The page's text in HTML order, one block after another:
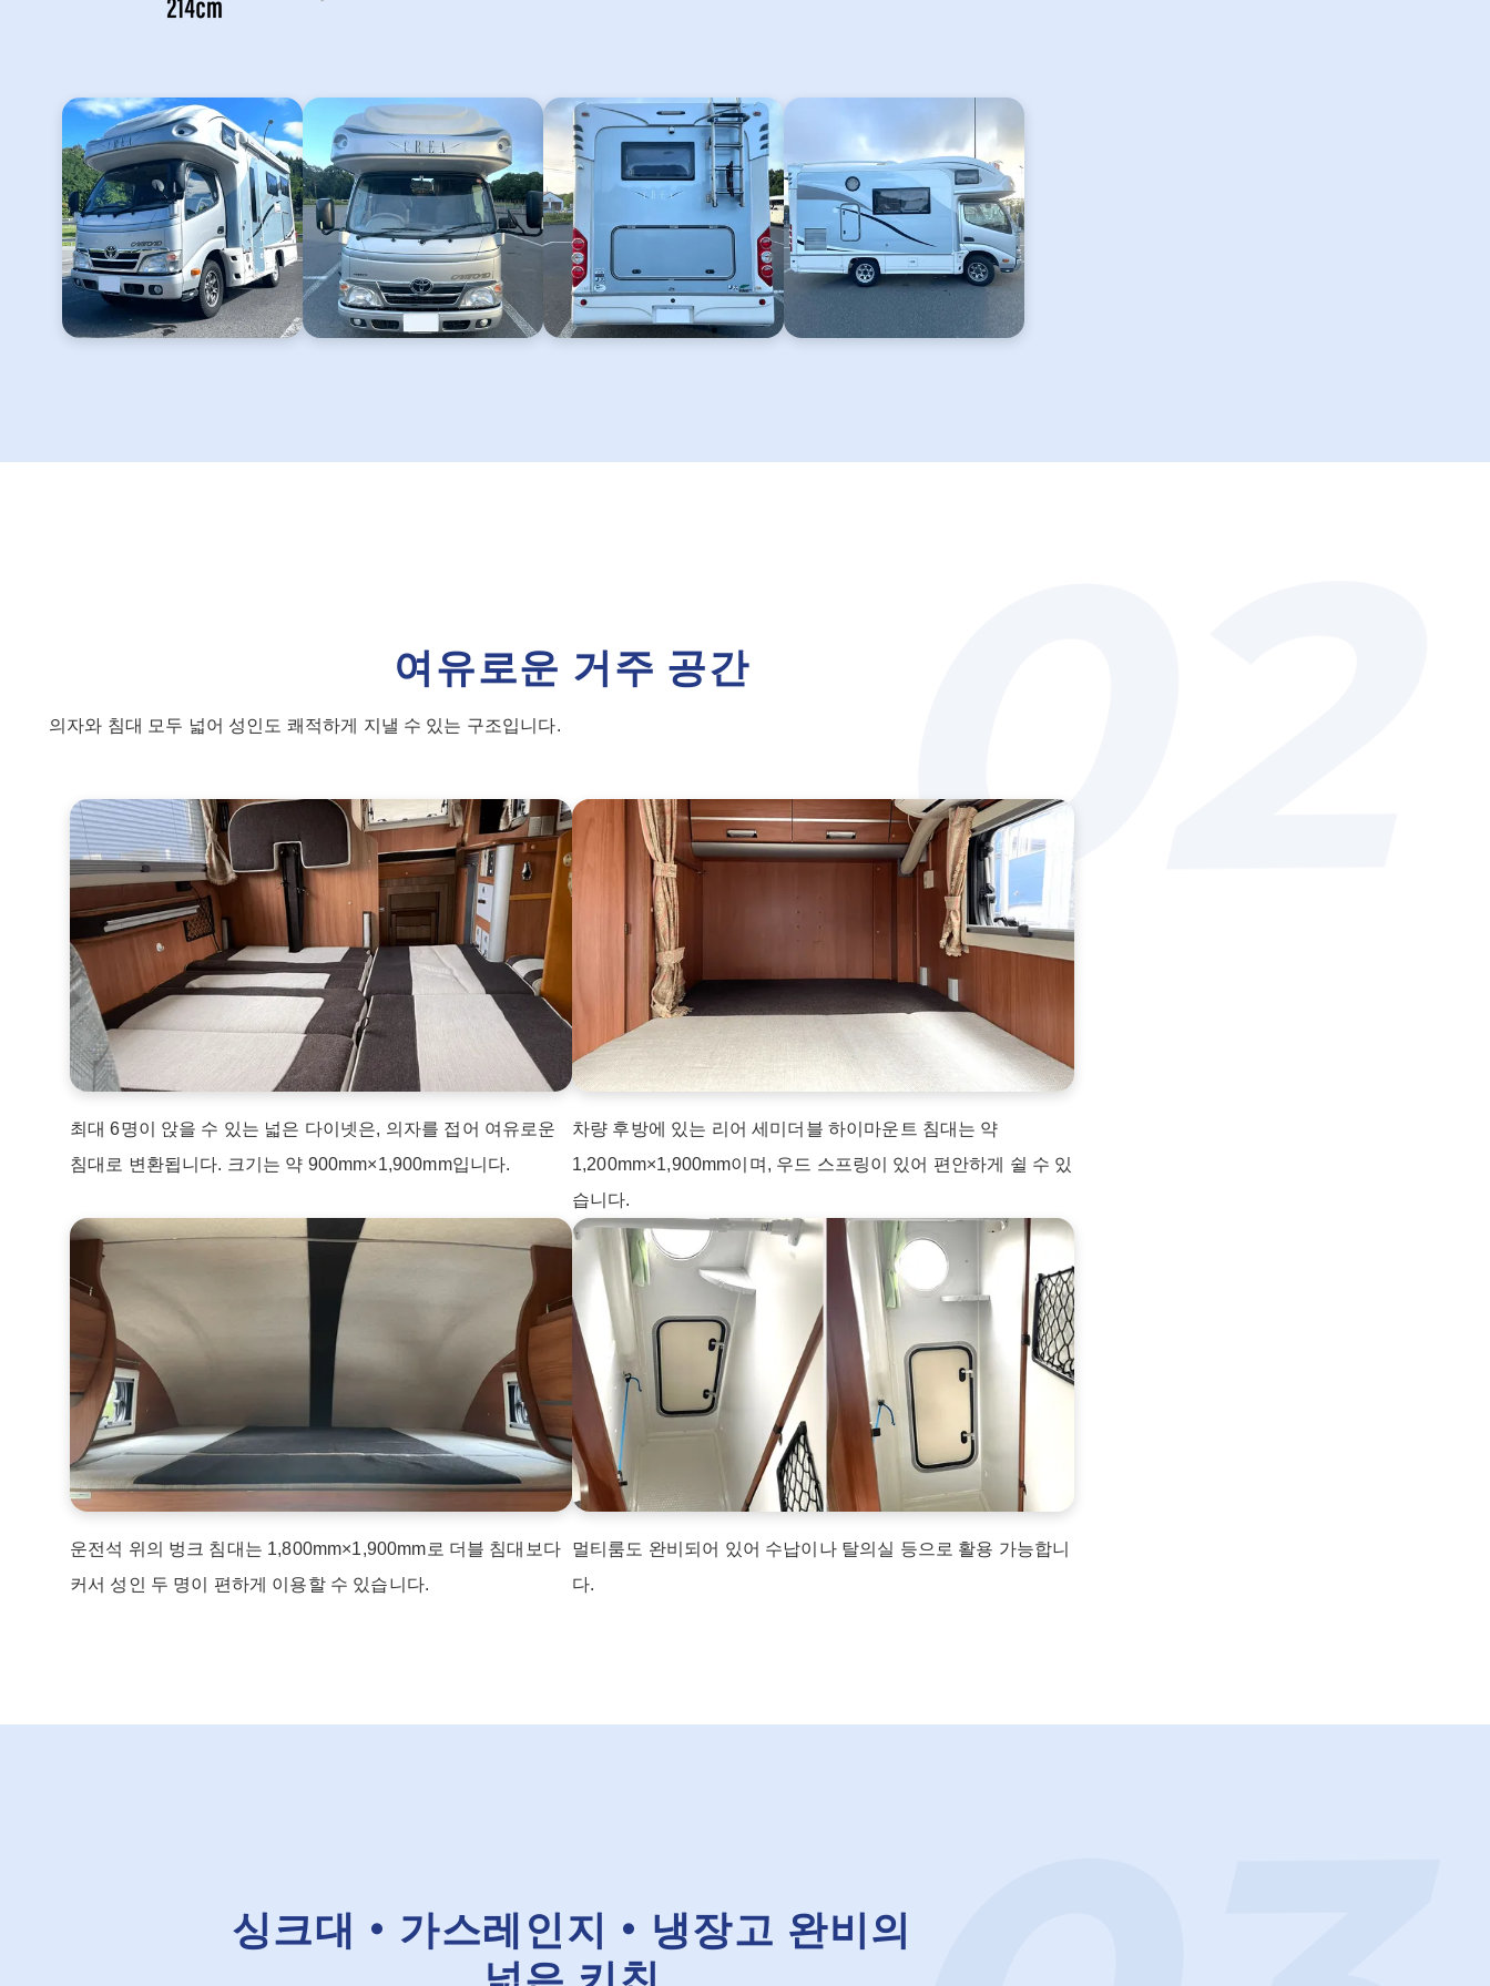
여유로운 거주 공간
의자와 침대 모두 넓어 성인도 쾌적하게 지낼 수 있는 구조입니다.
최대 6명이 앉을 수 있는 넓은 다이넷은, 의자를 접어 여유로운
침대로 변환됩니다. 크기는 약 900mm×1,900mm입니다.
차량 후방에 있는 리어 세미더블 하이마운트 침대는 약
1,200mm×1,900mm이며, 우드 스프링이 있어 편안하게 쉴 수 있
습니다.
운전석 위의 벙크 침대는 1,800mm×1,900mm로 더블 침대보다
커서 성인 두 명이 편하게 이용할 수 있습니다.
멀티룸도 완비되어 있어 수납이나 탈의실 등으로 활용 가능합니
다.
싱크대・가스레인지・냉장고 완비의